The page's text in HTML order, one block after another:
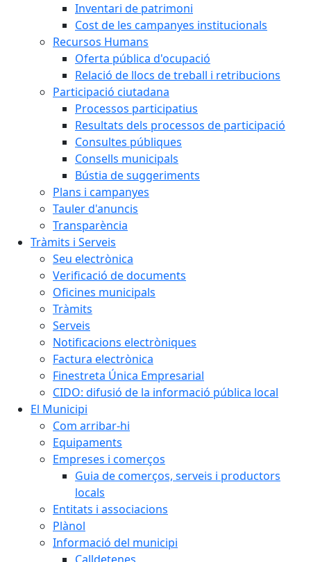
Inventari de patrimoni
Cost de les campanyes institucionals
Recursos Humans
Oferta pública d'ocupació
Relació de llocs de treball i retribucions
Participació ciutadana
Processos participatius
Resultats dels processos de participació
Consultes públiques
Consells municipals
Bústia de suggeriments
Plans i campanyes
Tauler d'anuncis
Transparència
Tràmits i Serveis
Seu electrònica
Verificació de documents
Oficines municipals
Tràmits
Serveis
Notificacions electròniques
Factura electrònica
Finestreta Única Empresarial
CIDO: difusió de la informació pública local
El Municipi
Com arribar-hi
Equipaments
Empreses i comerços
Guia de comerços, serveis i productors
locals
Entitats i associacions
Plànol
Informació del municipi